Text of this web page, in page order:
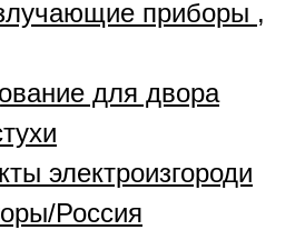
приборы ,
для двора
электроизгороди
Россия